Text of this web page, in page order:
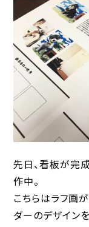
先日、看板が完
作中。
こちらはラフ画
ダーのデザイン